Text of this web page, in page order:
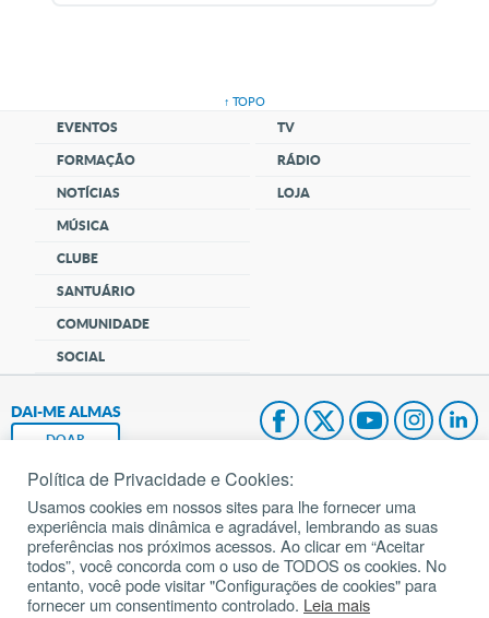
↑ TOPO
EVENTOS
FORMAÇÃO
NOTÍCIAS
MÚSICA
CLUBE
SANTUÁRIO
COMUNIDADE
SOCIAL
TV
RÁDIO
LOJA
DAI-ME ALMAS
DOAR
Fundação João Paulo II
Pedido de Oração
Mapa do site
Política de Privacidade e Cookies:
Usamos cookies em nossos sites para lhe fornecer uma
experiência mais dinâmica e agradável, lembrando as suas
preferências nos próximos acessos. Ao clicar em “Aceitar
todos”, você concorda com o uso de TODOS os cookies. No
entanto, você pode visitar "Configurações de cookies" para
fornecer um consentimento controlado. Leia mais